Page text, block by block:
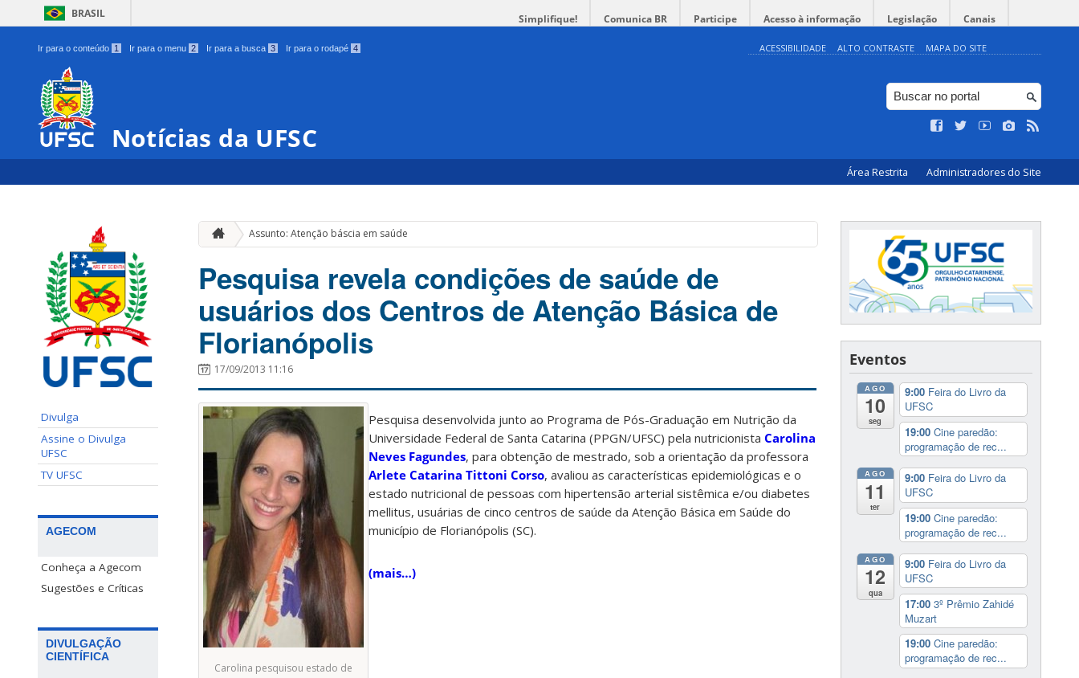
BRASIL Simplifique! Comunica BR Participe Acesso à informação Legislação Canais
Ir para o conteúdo 1 Ir para o menu 2 Ir para a busca 3 Ir para o rodapé 4 ACESSIBILIDADE ALTO CONTRASTE MAPA DO SITE
Notícias da UFSC
Área Restrita Administradores do Site
Divulga
Assine o Divulga
UFSC
TV UFSC
AGECOM
Conheça a Agecom
Sugestões e Críticas
DIVULGAÇÃO
CIENTÍFICA
Assunto: Atenção báscia em saúde
Pesquisa revela condições de saúde de
usuários dos Centros de Atenção Básica de
Florianópolis
17/09/2013 11:16
Carolina pesquisou estado de
Pesquisa desenvolvida junto ao Programa de Pós-Graduação em Nutrição da
Universidade Federal de Santa Catarina (PPGN/UFSC) pela nutricionista Carolina
Neves Fagundes, para obtenção de mestrado, sob a orientação da professora
Arlete Catarina Tittoni Corso, avaliou as características epidemiológicas e o
estado nutricional de pessoas com hipertensão arterial sistêmica e/ou diabetes
mellitus, usuárias de cinco centros de saúde da Atenção Básica em Saúde do
município de Florianópolis (SC).
(mais…)
Eventos
AGO
10
seg
9:00 Feira do Livro da
UFSC
19:00 Cine paredão:
programação de rec...
AGO
11
ter
9:00 Feira do Livro da
UFSC
19:00 Cine paredão:
programação de rec...
AGO
12
qua
9:00 Feira do Livro da
UFSC
17:00 3º Prêmio Zahidé
Muzart
19:00 Cine paredão:
programação de rec...